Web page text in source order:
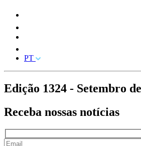
PT
Edição 1324 - Setembro
Receba nossas notícias